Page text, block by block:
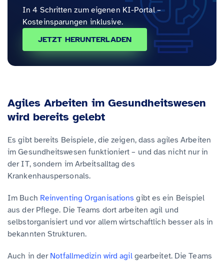
In 4 Schritten zum eigenen KI-Portal –
Kosteinsparungen inklusive.
JETZT HERUNTERLADEN
Agiles Arbeiten im Gesundheitswesen
wird bereits gelebt
Es gibt bereits Beispiele, die zeigen, dass agiles Arbeiten
im Gesundheitswesen funktioniert – und das nicht nur in
der IT, sondern im Arbeitsalltag des
Krankenhauspersonals.
Im Buch Reinventing Organisations gibt es ein Beispiel
aus der Pflege. Die Teams dort arbeiten agil und
selbstorganisiert und vor allem wirtschaftlich besser als in
bekannten Strukturen.
Auch in der Notfallmedizin wird agilgearbeitet. Die Teams